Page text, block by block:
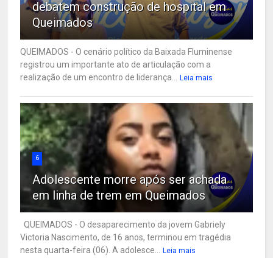
debatem construção de hospital em
Queimados
QUEIMADOS - O cenário político da Baixada Fluminense
registrou um importante ato de articulação com a
realização de um encontro de liderança...
Leia mais
6
Adolescente morre após ser achada
em linha de trem em Queimados
QUEIMADOS - O desaparecimento da jovem Gabriely
Victoria Nascimento, de 16 anos, terminou em tragédia
nesta quarta-feira (06). A adolesce...
Leia mais